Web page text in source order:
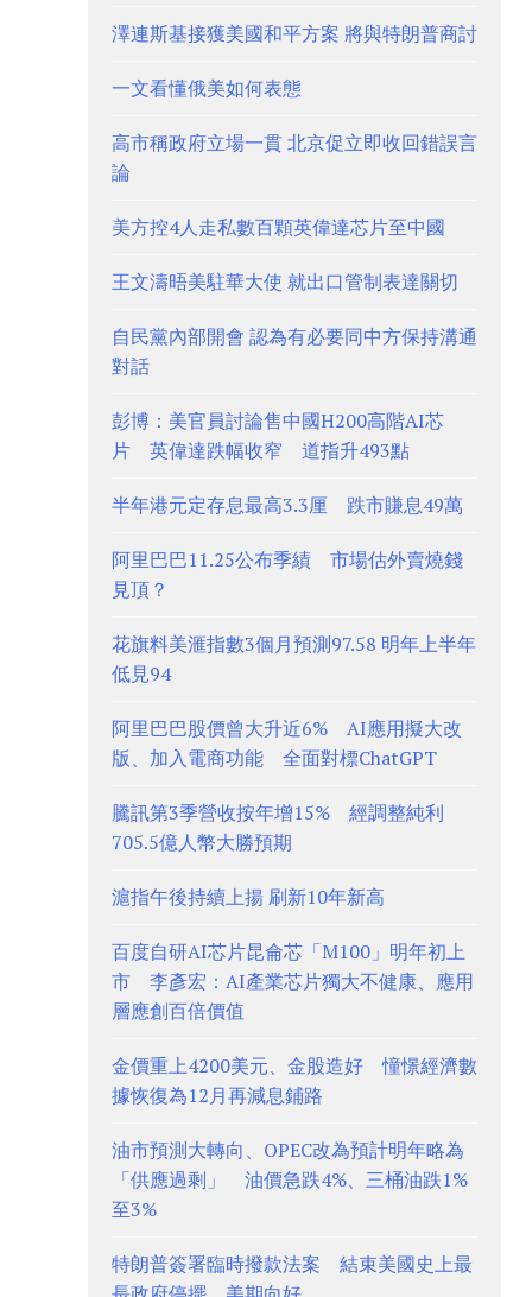
澤連斯基接獲美國和平方案 將與特朗普商討
一文看懂俄美如何表態
高市稱政府立場一貫 北京促立即收回錯誤言
論
美方控4人走私數百顆英偉達芯片至中國
王文濤晤美駐華大使 就出口管制表達關切
自民黨內部開會 認為有必要同中方保持溝通
對話
彭博：美官員討論售中國H200高階AI芯
片 英偉達跌幅收窄 道指升493點
半年港元定存息最高3.3厘 跌市賺息49萬
阿里巴巴11.25公布季績 市場估外賣燒錢
見頂？
花旗料美滙指數3個月預測97.58 明年上半年
低見94
阿里巴巴股價曾大升近6% AI應用擬大改
版、加入電商功能 全面對標ChatGPT
騰訊第3季營收按年增15% 經調整純利
705.5億人幣大勝預期
滬指午後持續上揚 刷新10年新高
百度自研AI芯片昆侖芯「M100」明年初上
市 李彥宏：AI產業芯片獨大不健康、應用
層應創百倍價值
金價重上4200美元、金股造好 憧憬經濟數
據恢復為12月再減息鋪路
油市預測大轉向、OPEC改為預計明年略為
「供應過剩」 油價急跌4%、三桶油跌1%
至3%
特朗普簽署臨時撥款法案 結束美國史上最